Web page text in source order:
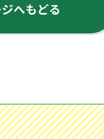
へもどる